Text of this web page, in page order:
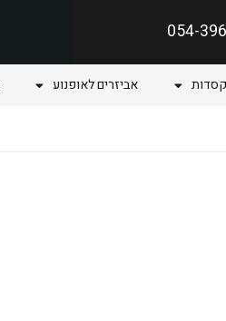
054-
קסדות אביזרים לאופנוע